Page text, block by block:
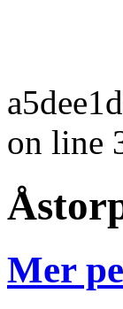
on line
Mer